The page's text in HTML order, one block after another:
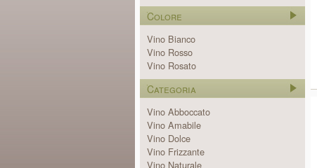
Colore
Vino Bianco
Vino Rosso
Vino Rosato
Categoria
Vino Abboccato
Vino Amabile
Vino Dolce
Vino Frizzante
Vino Naturale